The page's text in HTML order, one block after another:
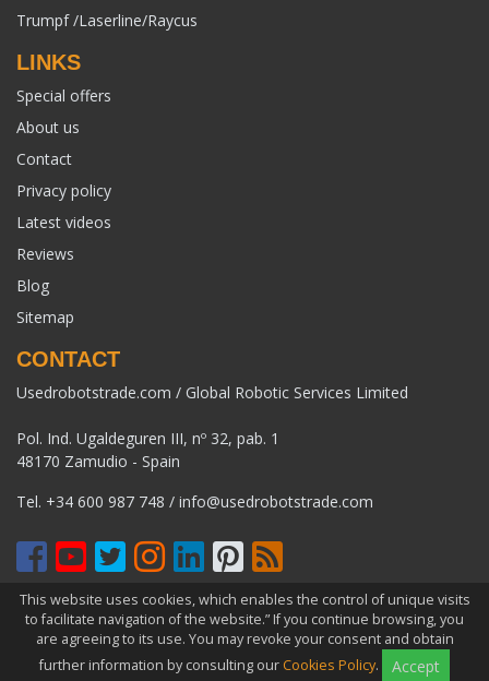
Trumpf /Laserline/Raycus
LINKS
Special offers
About us
Contact
Privacy policy
Latest videos
Reviews
Blog
Sitemap
CONTACT
Usedrobotstrade.com / Global Robotic Services Limited
Pol. Ind. Ugaldeguren III, nº 32, pab. 1
48170 Zamudio - Spain
Tel. +34 600 987 748 / info@usedrobotstrade.com
COPYRIGHT 2026 © USEDROBOTSTRADE.COM. ALL RIGHTS
RESERVED
This website uses cookies, which enables the control of unique visits
to facilitate navigation of the website.” If you continue browsing, you
are agreeing to its use. You may revoke your consent and obtain
further information by consulting our Cookies Policy. Accept